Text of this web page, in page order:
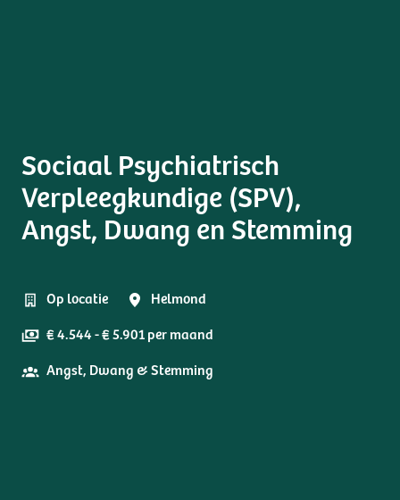
Sociaal Psychiatrisch
Verpleegkundige (SPV),
Angst, Dwang en Stemming
Op locatie Helmond
€ 4.544 - € 5.901 per maand
Angst, Dwang & Stemming